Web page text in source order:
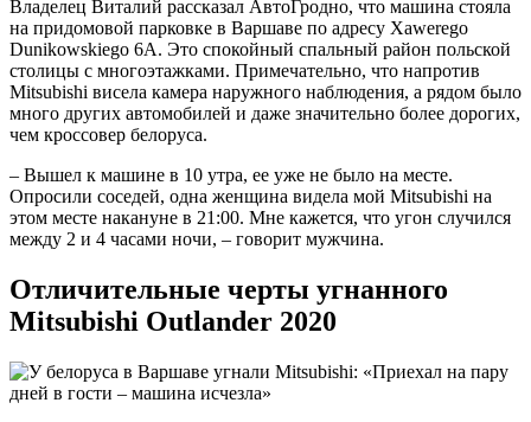
Владелец Виталий рассказал АвтоГродно, что машина стояла
на придомовой парковке в Варшаве по адресу Xawerego
Dunikowskiego 6A. Это спокойный спальный район польской
столицы с многоэтажками. Примечательно, что напротив
Mitsubishi висела камера наружного наблюдения, а рядом было
много других автомобилей и даже значительно более дорогих,
чем кроссовер белоруса.
– Вышел к машине в 10 утра, ее уже не было на месте.
Опросили соседей, одна женщина видела мой Mitsubishi на
этом месте накануне в 21:00. Мне кажется, что угон случился
между 2 и 4 часами ночи, – говорит мужчина.
Отличительные черты угнанного
Mitsubishi Outlander 2020